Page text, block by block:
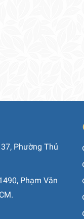
Phường Thủ
Phạm Văn